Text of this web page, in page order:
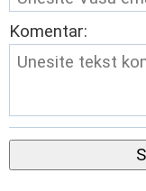
Komentar: